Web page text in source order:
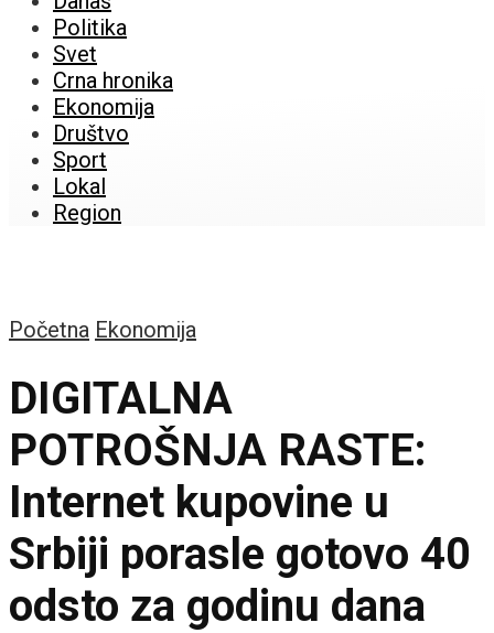
Politika
Svet
Crna hronika
Ekonomija
Društvo
Sport
Lokal
Region
Početna Ekonomija
DIGITALNA
POTROŠNJA RASTE:
Internet kupovine u
Srbiji porasle gotovo 40
odsto za godinu dana